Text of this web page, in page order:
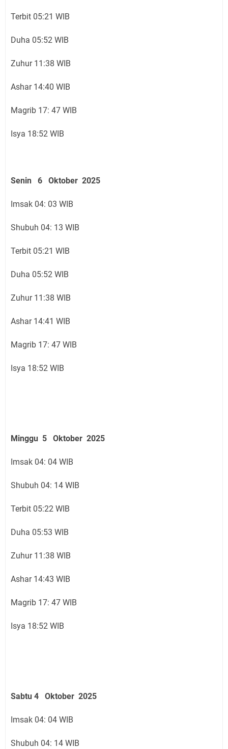
Terbit 05:21 WIB
Duha 05:52 WIB
Zuhur 11:38 WIB
Ashar 14:40 WIB
Magrib 17: 47 WIB
Isya 18:52 WIB
Senin 6 Oktober 2025
Imsak 04: 03 WIB
Shubuh 04: 13 WIB
Terbit 05:21 WIB
Duha 05:52 WIB
Zuhur 11:38 WIB
Ashar 14:41 WIB
Magrib 17: 47 WIB
Isya 18:52 WIB
Minggu 5 Oktober 2025
Imsak 04: 04 WIB
Shubuh 04: 14 WIB
Terbit 05:22 WIB
Duha 05:53 WIB
Zuhur 11:38 WIB
Ashar 14:43 WIB
Magrib 17: 47 WIB
Isya 18:52 WIB
Sabtu 4 Oktober 2025
Imsak 04: 04 WIB
Shubuh 04: 14 WIB